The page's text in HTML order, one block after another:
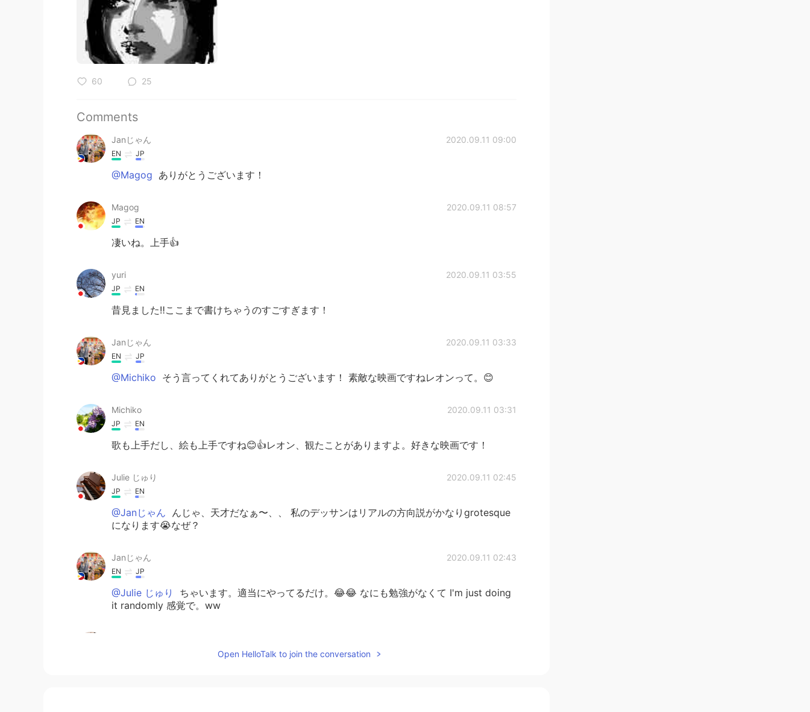
60 25
Comments
Janじゃん 2020.09.11 09:00
EN JP
@Magog ありがとうございます！
Magog 2020.09.11 08:57
JP EN
凄いね。上手👍
yuri 2020.09.11 03:55
JP EN
昔見ました‼️ここまで書けちゃうのすごすぎます！
Janじゃん 2020.09.11 03:33
EN JP
@Michiko そう言ってくれてありがとうございます！ 素敵な映画ですねレオンって。😊
Michiko 2020.09.11 03:31
JP EN
歌も上手だし、絵も上手ですね😊👍レオン、観たことがありますよ。好きな映画です！
Julie じゅり 2020.09.11 02:45
JP EN
@Janじゃん
んじゃ、天才だなぁ〜、、 私のデッサンはリアルの方向説がかなりgrotesque
になります😭なぜ？
Janじゃん 2020.09.11 02:43
EN JP
@Julie じゅり
ちゃいます。適当にやってるだけ。😂😂 なにも勉強がなくて I'm just doing
it randomly 感覚で。ww
Open HelloTalk to join the conversation